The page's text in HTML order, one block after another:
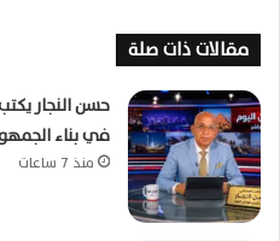
مقالات ذات صلة
حسن النجار
في بناء
منذ 7 ساعات